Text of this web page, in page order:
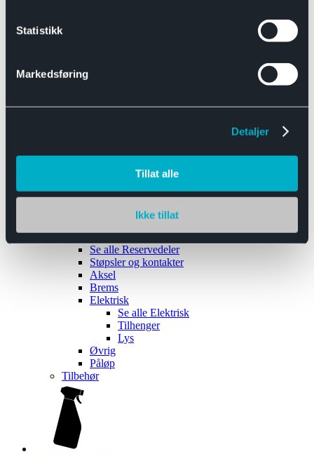
Statistikk
Markedsføring
Detaljer
Tillat alle
Ikke tillat
Båthengere
Reservedeler
Se alle Reservedeler
Støpsler og kontakter
Aksel
Brems
Elektrisk
Se alle Elektrisk
Tilhenger
Lys
Øvrig
Påløp
Tilbehør